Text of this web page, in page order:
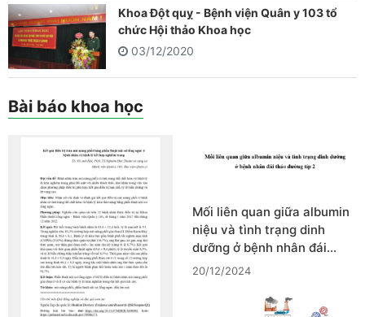
Khoa Đột quỵ - Bệnh viện Quân y 103 tổ
chức Hội thảo Khoa học
03/12/2020
Bài báo khoa học
Mối liên quan giữa albumin
niệu và tình trạng dinh
dưỡng ở bệnh nhân đái…
20/12/2024